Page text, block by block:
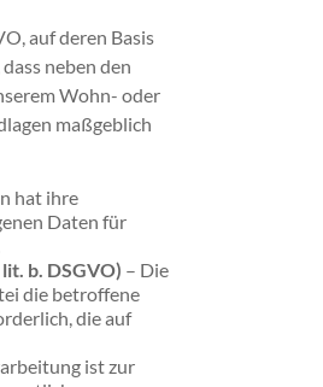
auf deren Basis
neben den
Wohn- oder
maßgeblich
hat ihre
Daten für
b. DSGVO) – Die
die betroffene
die auf
ist zur